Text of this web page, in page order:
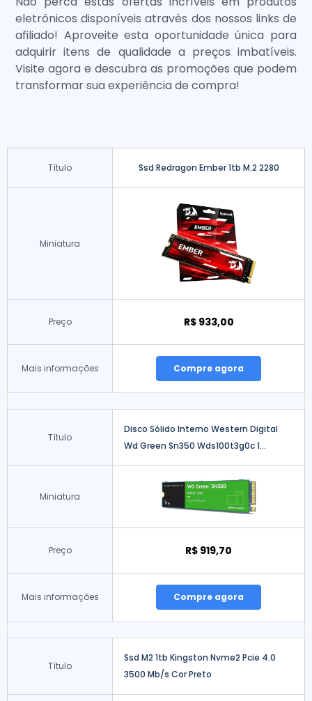
eletrônicos disponíveis através dos nossos links de
afiliado! Aproveite esta oportunidade única para
adquirir itens de qualidade a preços imbatíveis.
Visite agora e descubra as promoções que podem
transformar sua experiência de compra!
Título Ssd Redragon Ember 1tb M.2 2280
Miniatura
Preço R$ 933,00
Mais informações Compre agora
Título
Disco Sólido Interno Western Digital
Wd Green Sn350 Wds100t3g0c 1...
Miniatura
Preço R$ 919,70
Mais informações Compre agora
Título
Ssd M2 1tb Kingston Nvme2 Pcie 4.0
3500 Mb/s Cor Preto